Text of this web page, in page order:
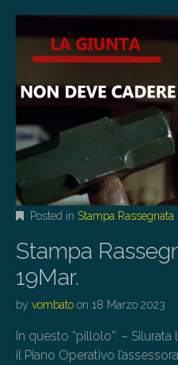
Posted in Stampa Rassegnata
Stampa
19Mar.
by vombato on 18 Marzo 2023
In questo “pillolo”: –
il Piano Operativo